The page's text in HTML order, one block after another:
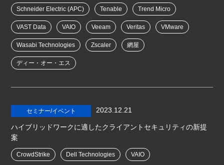
Schneider Electric (APC) Tenable Trend Micro
VAST Data VAIO Veeam Veritas VMware
Wasabi Technologies Zscaler 網屋
ディー・オー・エス
セミナー/イベント 2023.12.21
ハイブリッドワークに適したクライアントセキュリティの新提
案
CrowdStrike Dell Technologies VAIO